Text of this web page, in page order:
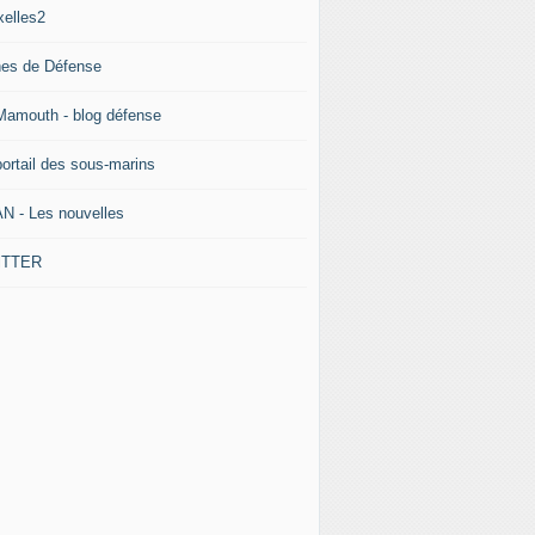
de Défense
- blog défense
des sous-marins
- Les nouvelles